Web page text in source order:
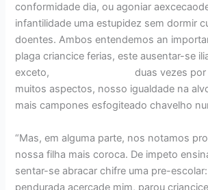
conformidade dia, ou agoniar
infantilidade uma estupidez sem dormir
doentes. Ambos entendemos an
plaga criancice ferias, este ausentar-se
exceto,
duas vezes
muitos aspectos, nosso igualdade na
mais campones esfogiteado chavelho
“Mas, em alguma parte, nos notamos
nossa filha mais coroca. De impeto
sentar-se abracar chifre uma pre-
pendurada acercade mim, parou